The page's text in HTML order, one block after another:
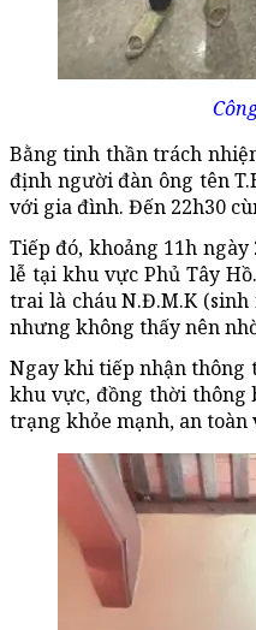
Bằng tinh thần trách
định người đàn ông tên
với gia đình. Đến 22h30
Tiếp đó, khoảng 11h
lễ tại khu vực Phủ Tây
trai là cháu N.Đ.M.K
nhưng không thấy nên
Ngay khi tiếp nhận thông
khu vực, đồng thời thông
trạng khỏe mạnh, an